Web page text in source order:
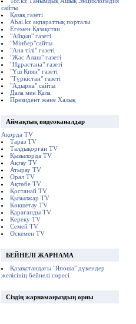
сайты
Қазақ газеті
Abai.kz ақпараттық порталы
Егемен Қазақстан
"Айқын" газеті
"Мінбер"сайты
"Ана тілі" газеті
"Жас Алаш" газеті
"Нұрастана" газеті
"Үш Қиян" газеті
"Түркістан" газеті
"Адырна" сайты
Дала мен Қала
Президент және Халық
Аймақтық видеоканалдар
Ақорда TV
Тараз TV
Талдықорған TV
Қызылорда TV
Ақтау TV
Атырау TV
Орал TV
Ақтөбе TV
Қостанай TV
Қызылжар TV
Көкшетау TV
Қарағанды TV
Кереку TV
Семей TV
Өскемен TV
БЕЙНЕЛІ ЖАРНАМА
Қазақстандағы "Япоша" дүкендер
желісінің бейнелі сөресі
Сіздің жарнамаңыздың орны